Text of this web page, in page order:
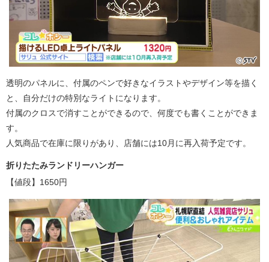
透明のパネルに、付属のペンで好きなイラストやデザイン等を描く
と、自分だけの特別なライトになります。
付属のクロスで消すことができるので、何度でも書くことができま
す。
人気商品で在庫に限りがあり、店舗には10月に再入荷予定です。
折りたたみランドリーハンガー
【値段】1650円